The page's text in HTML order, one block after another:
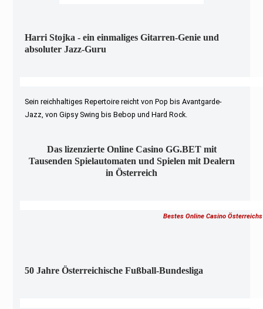
Harri Stojka - ein einmaliges Gitarren-Genie und
absoluter Jazz-Guru
Sein reichhaltiges Repertoire reicht von Pop bis Avantgarde-
Jazz, von Gipsy Swing bis Bebop und Hard Rock.
Das lizenzierte Online Casino GG.BET mit
Tausenden Spielautomaten und Spielen mit Dealern
in Österreich
Bestes Online Casino Österreichs
50 Jahre Österreichische Fußball-Bundesliga